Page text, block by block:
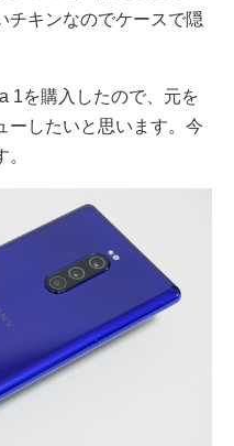
チキンなのでケースで隠
1を購入したので、元を
ーしたいと思います。今